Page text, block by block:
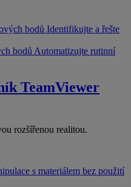
bodů Identifikujte a řešte
bodů Automatizujte rutinní
TeamViewer
rozšířenou realitou.
s materiálem bez použití